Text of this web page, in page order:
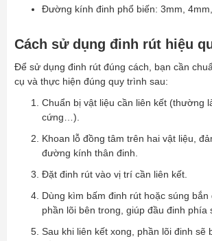
Đường kính đinh phổ biến: 3mm, 4mm,
Cách sử dụng đinh rút hiệu
Để sử dụng đinh rút đúng cách, bạn cần
cụ và thực hiện đúng quy trình sau:
Chuẩn bị vật liệu cần liên kết (thường
cứng…).
Khoan lỗ đồng tâm trên hai vật liệu,
đường kính thân đinh.
Đặt đinh rút vào vị trí cần liên kết.
Dùng kìm bấm đinh rút hoặc súng bắn
phần lõi bên trong, giúp đầu đinh phía
Sau khi liên kết xong, phần lõi đinh sẽ